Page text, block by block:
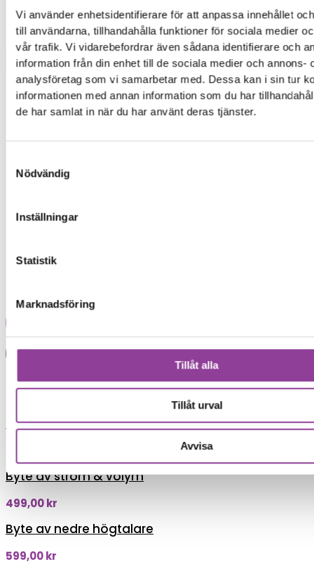
Vi använder enhetsidentifierare för att anpassa innehållet
till användarna, tillhandahålla funktioner för sociala medier
vår trafik. Vi vidarebefordrar även sådana identifierare och
information från din enhet till de sociala medier och annons-
analysföretag som vi samarbetar med. Dessa kan i sin tur
informationen med annan information som du har
de har samlat in när du har använt deras tjänster.
Nödvändig
Inställningar
Statistik
Marknadsföring
Tillåt alla
Tillåt urval
Avvisa
Mobiltelefoner>Huawei >Honor 9
Rengöring
Rengöring
En rengöring kan se till att din enhet får en längre
livslängd.
Svagt ljud
Svag mikrofon
Reparations tid – Ca 30 minuter
Boka tid
Fler reparationer för samma
modell
Felsökning
Byte av ström & volym
499,00kr
Byte av nedre högtalare
599,00kr